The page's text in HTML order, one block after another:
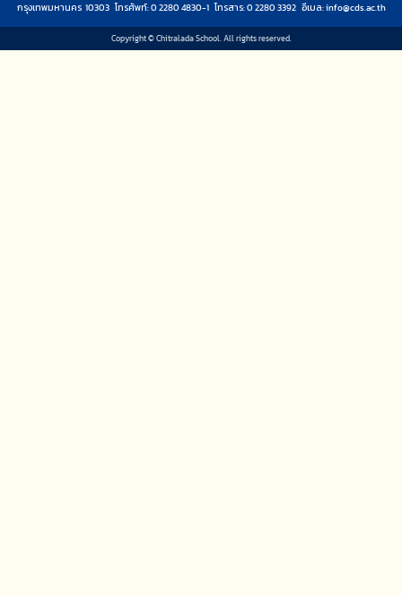
กรุงเทพมหานคร 10303 โทรศัพท์: 0 2280 4830-1 โทรสาร: 0 2280 3392 อีเมล:info@cds.ac.th
Copyright © Chitralada School. All rights reserved.